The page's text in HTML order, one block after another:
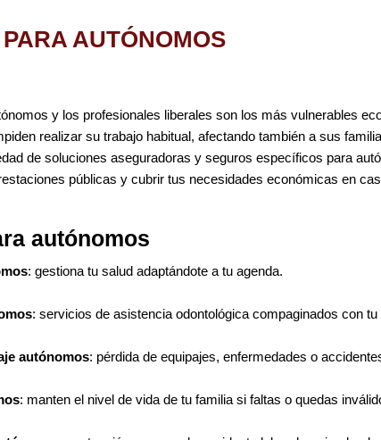
AUTÓNOMOS
y los profesionales liberales son los más vulnerables
realizar su trabajo habitual, afectando también a sus
de soluciones aseguradoras y seguros específicos para
públicas y cubrir tus necesidades económicas en
autónomos
: gestiona tu salud adaptándote a tu agenda.
: servicios de asistencia odontológica compaginados con tu
autónomos: pérdida de equipajes, enfermedades o
: manten el nivel de vida de tu familia si faltas o quedas